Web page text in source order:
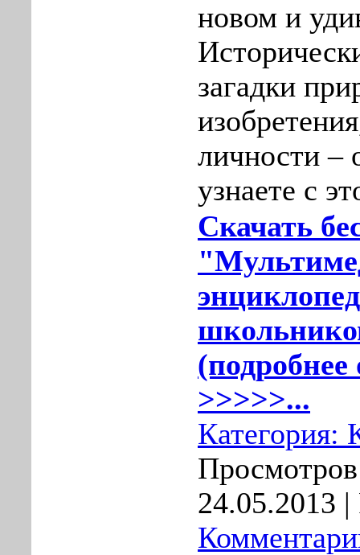
новом и
загадки
личности –
узнаете с
Скачать
(подробнее
>>>>>...
Категория:
24.05.2013 |